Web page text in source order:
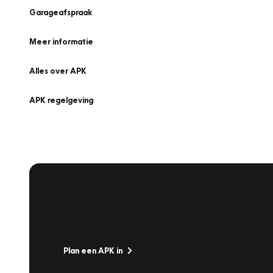
Garageafspraak
Meer informatie
Alles over APK
APK regelgeving
Plan een APK in